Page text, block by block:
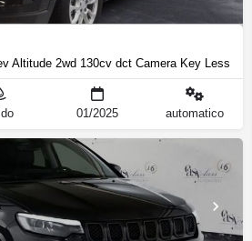
Altitude 2wd 130cv dct Camera Key Less
01/2025 automatico